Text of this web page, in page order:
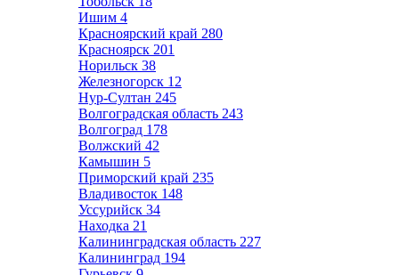
Ишим 4
Красноярский край 280
Красноярск 201
Норильск 38
Железногорск 12
Нур-Султан 245
Волгоградская область 243
Волгоград 178
Волжский 42
Камышин 5
Приморский край 235
Владивосток 148
Уссурийск 34
Находка 21
Калининградская область 227
Калининград 194